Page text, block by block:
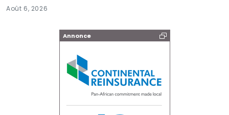
Août 6, 2026
Annonce